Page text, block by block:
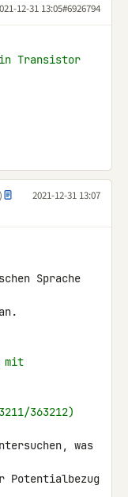
12-31 13:05#6926794
Transistor
2021-12-31 13:07
Sprache
mit
363212)
was
Potentialbezug